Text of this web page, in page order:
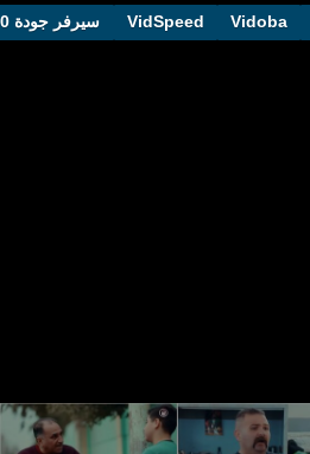
Vidoba
VidSpeed سيرفر جودة 1080